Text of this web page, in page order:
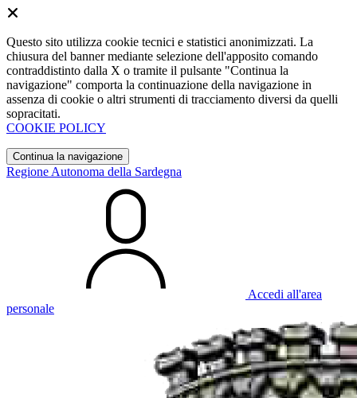
Questo sito utilizza cookie tecnici e statistici anonimizzati. La
chiusura del banner mediante selezione dell'apposito comando
contraddistinto dalla X o tramite il pulsante "Continua la
navigazione" comporta la continuazione della navigazione in
assenza di cookie o altri strumenti di tracciamento diversi da quelli
sopracitati.
COOKIE POLICY
Continua la navigazione
Regione Autonoma della Sardegna
Accedi all'area
personale